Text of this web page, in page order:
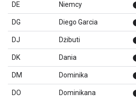
DE Niemcy
DG Diego Garcia
DJ Dżibuti
DK Dania
DM Dominika
DO Dominikana